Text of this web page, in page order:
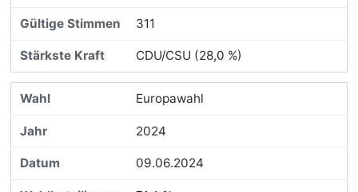
311
CDU/CSU (28,0 %)
Europawahl
2024
09.06.2024